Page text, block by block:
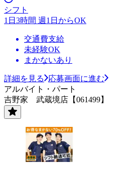
シフト
1日3時間 週1日からOK
交通費支給
未経験OK
まかないあり
詳細を見る
応募画面に進む
アルバイト・パート
吉野家 武蔵境店【061499】